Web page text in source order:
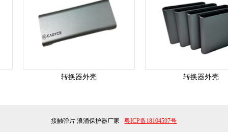
转换器外壳 转换器外壳
接触弹片 浪涌保护器厂家 粤ICP备18104597号